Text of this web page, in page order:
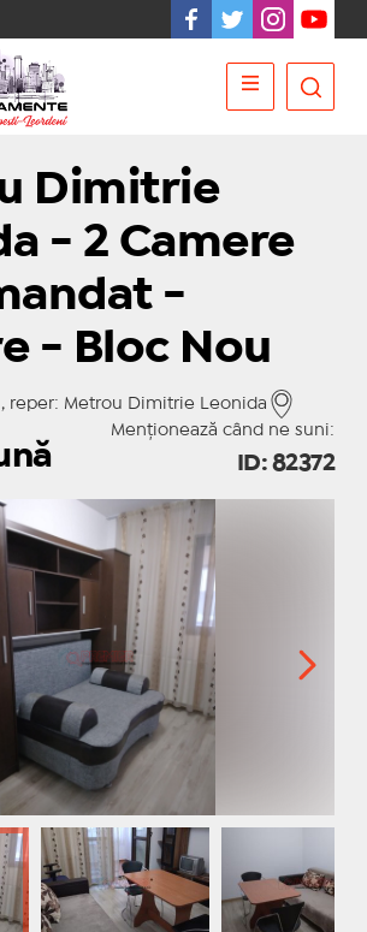
Dimitrie
- 2 Camere
-
- Bloc Nou
reper: Metrou Dimitrie Leonida
Menționează când ne suni:
ID: 82372